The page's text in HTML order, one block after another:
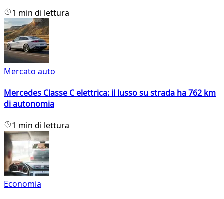
1 min di lettura
Mercato auto
Mercedes Classe C elettrica: il lusso su strada ha 762 km
di autonomia
1 min di lettura
Economia